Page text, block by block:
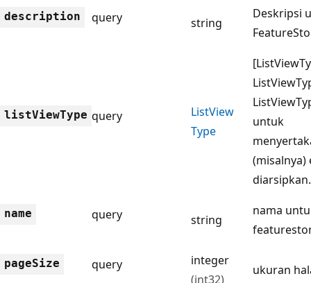
description query string
Deskripsi
listViewType query ListView
Type
untuk
(misalnya)
diarsipkan.
name query string
nama
pageSize query
integer
(int32)
ukuran